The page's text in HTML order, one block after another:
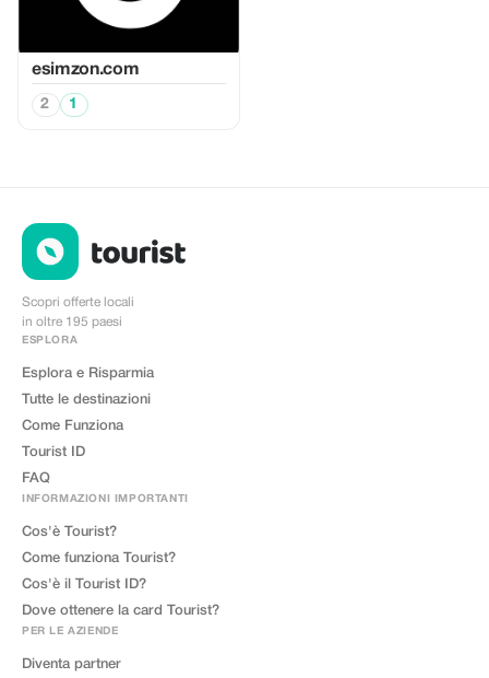
esimzon.com
2 1
Scopri offerte locali
in oltre 195 paesi
ESPLORA
Esplora e Risparmia
Tutte le destinazioni
Come Funziona
Tourist ID
FAQ
INFORMAZIONI IMPORTANTI
Cos'è Tourist?
Come funziona Tourist?
Cos'è il Tourist ID?
Dove ottenere la card Tourist?
PER LE AZIENDE
Diventa partner